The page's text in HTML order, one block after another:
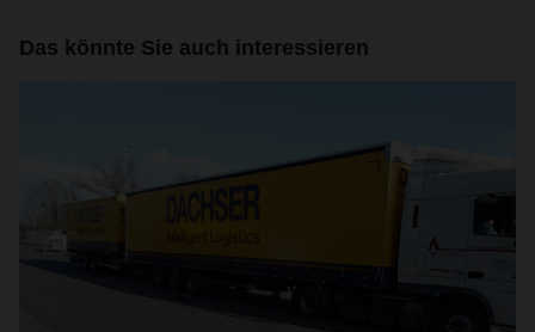
Das könnte Sie auch interessieren